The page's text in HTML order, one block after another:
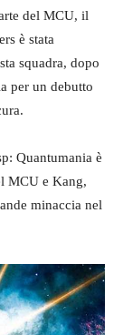
del MCU, il
è stata
squadra, dopo
per un debutto
Quantumania è
MCU e Kang,
minaccia nel